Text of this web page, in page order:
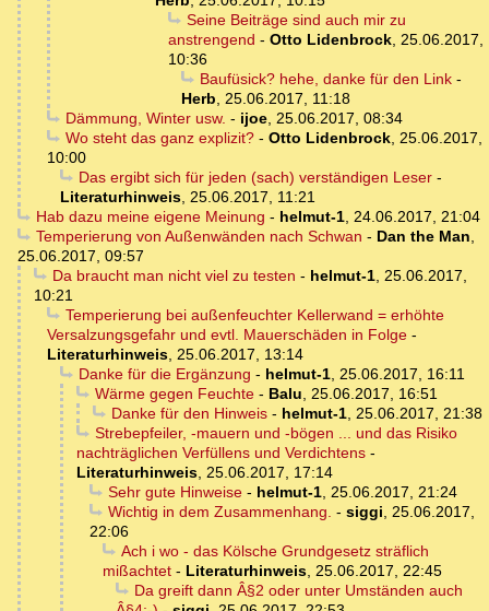
Seine Beiträge sind auch mir zu
anstrengend - Otto Lidenbrock, 25.06.2017,
10:36
Baufüsick? hehe, danke für den Link-
Herb, 25.06.2017, 11:18
Dämmung, Winter usw. - ijoe, 25.06.2017, 08:34
Wo steht das ganz explizit?- Otto Lidenbrock, 25.06.2017,
10:00
Das ergibt sich für jeden (sach) verständigen Leser-
Literaturhinweis, 25.06.2017, 11:21
Hab dazu meine eigene Meinung - helmut-1, 24.06.2017, 21:04
Temperierung von Außenwänden nach Schwan - Dan the Man,
25.06.2017, 09:57
Da braucht man nicht viel zu testen - helmut-1, 25.06.2017,
10:21
Temperierung bei außenfeuchter Kellerwand = erhöhte
Versalzungsgefahr und evtl. Mauerschäden in Folge -
Literaturhinweis, 25.06.2017, 13:14
Danke für die Ergänzung - helmut-1, 25.06.2017, 16:11
Wärme gegen Feuchte- Balu, 25.06.2017, 16:51
Danke für den Hinweis- helmut-1, 25.06.2017, 21:38
Strebepfeiler, -mauern und -bögen ... und das Risiko
nachträglichen Verfüllens und Verdichtens -
Literaturhinweis, 25.06.2017, 17:14
Sehr gute Hinweise- helmut-1, 25.06.2017, 21:24
Wichtig in dem Zusammenhang. - siggi, 25.06.2017,
22:06
Ach i wo - das Kölsche Grundgesetz sträflich
mißachtet - Literaturhinweis, 25.06.2017, 22:45
Da greift dann Â§2 oder unter Umständen auch